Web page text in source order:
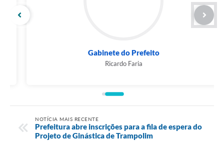
Gabinete do Prefeito
Ricardo Faria
NOTÍCIA MAIS RECENTE
Prefeitura abre inscrições para a fila de espera do
Projeto de Ginástica de Trampolim